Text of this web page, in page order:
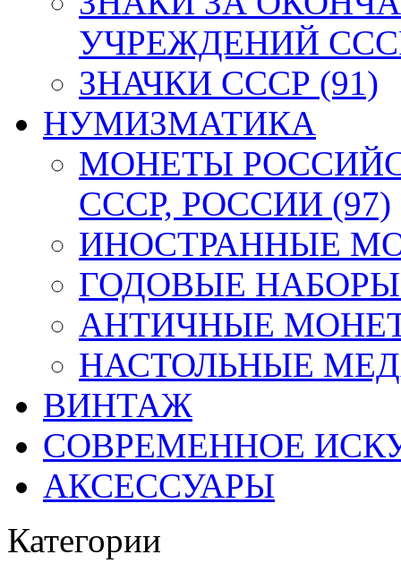
УЧРЕЖДЕНИЙ
ЗНАЧКИ СССР (91)
НУМИЗМАТИКА
МОНЕТЫ
СССР, РОССИИ (97)
ИНОСТРАННЫЕ
ГОДОВЫЕ НАБОРЫ
АНТИЧНЫЕ
НАСТОЛЬНЫЕ
ВИНТАЖ
СОВРЕМЕННОЕ
АКСЕССУАРЫ
Категории